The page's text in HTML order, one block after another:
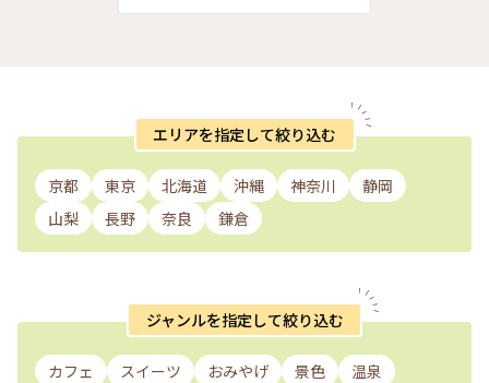
エリアを指定して絞り込む
京都 東京 北海道 沖縄 神奈川
静岡
山梨
長野 奈良 鎌倉
ジャンルを指定して絞り込む
カフェ スイーツ おみやげ 景色
温泉